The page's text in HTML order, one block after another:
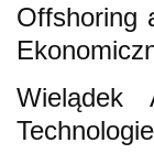
Offshoring